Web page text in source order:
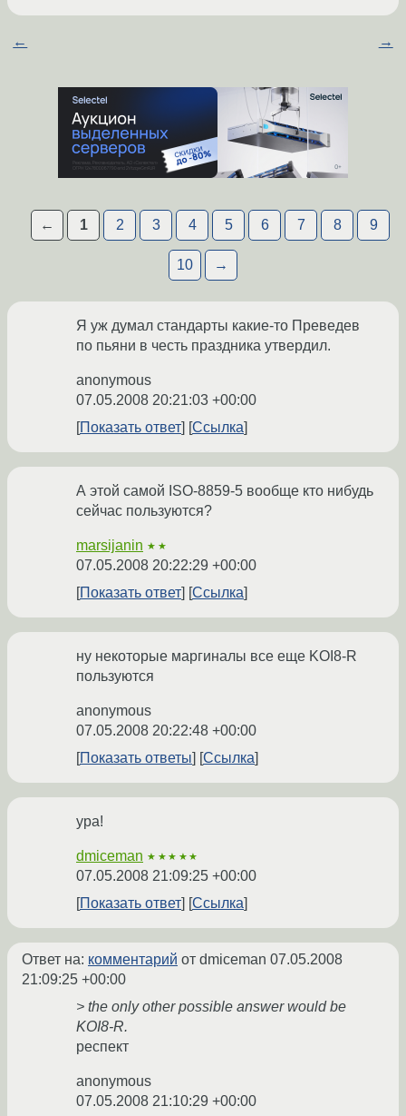
← →
← 1 2 3 4 5 6 7 8 9
10 →
Я уж думал стандарты какие-то Преведев
по пьяни в честь праздника утвердил.
anonymous
07.05.2008 20:21:03 +00:00
Показать ответ
Ссылка
А этой самой ISO-8859-5 вообще кто нибудь
сейчас пользуются?
marsijanin ★★
07.05.2008 20:22:29 +00:00
Показать ответ
Ссылка
ну некоторые маргиналы все еще KOI8-R
пользуются
anonymous
07.05.2008 20:22:48 +00:00
Показать ответы
Ссылка
ура!
dmiceman ★★★★★
07.05.2008 21:09:25 +00:00
Показать ответ
Ссылка
Ответ на: комментарий от dmiceman 07.05.2008
21:09:25 +00:00
> the only other possible answer would be
KOI8-R.
респект
anonymous
07.05.2008 21:10:29 +00:00